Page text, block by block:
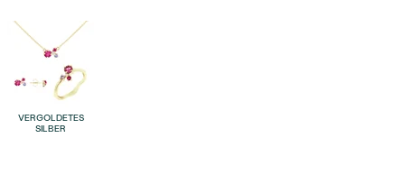
NACH DER FORM
MASSGEFERTIGTER
Ohrrinnge
Personalisierte
Meistverkaufte
Ringe
VERGOLDETES
SILBER